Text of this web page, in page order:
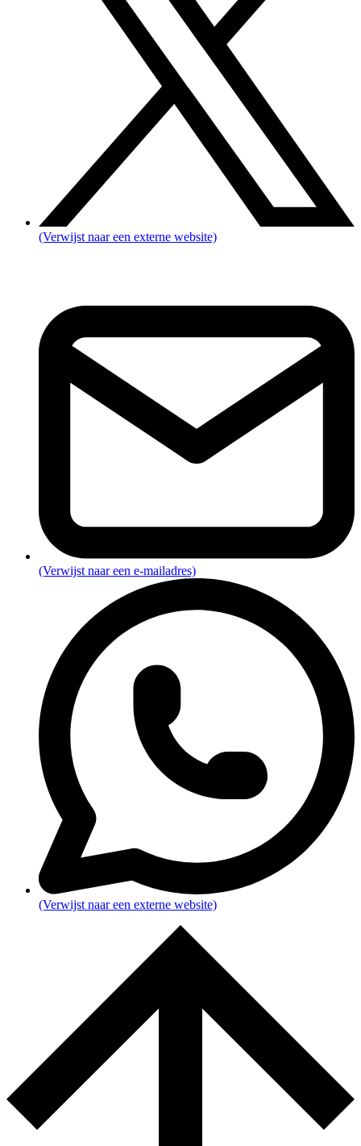
(Verwijst naar een externe website)
(Verwijst naar een e-mailadres)
(Verwijst naar een externe website)